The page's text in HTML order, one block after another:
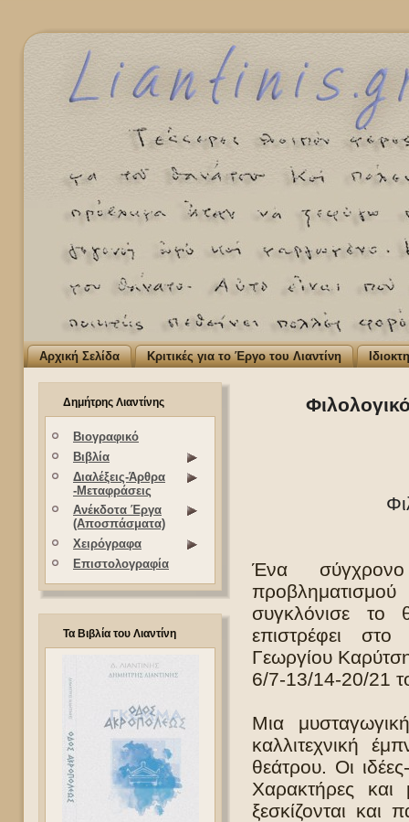
Αρχική Σελίδα Κριτικές για το Έργο του Λιαντίνη
Δημήτρης Λιαντίνης
Βιογραφικό
Βιβλία
Διαλέξεις-Άρθρα
-Μεταφράσεις
Ανέκδοτα Έργα
(Αποσπάσματα)
Χειρόγραφα
Επιστολογραφία
Τα Βιβλία του Λιαντίνη
Ένα σύγχρονο
συγκλόνισε το
επιστρέφει
Γεωργίου
6/7-13/14-20/21
Μια
καλλιτεχνική
θεάτρου. Οι
Χαρακτήρες και
ξεσκίζονται